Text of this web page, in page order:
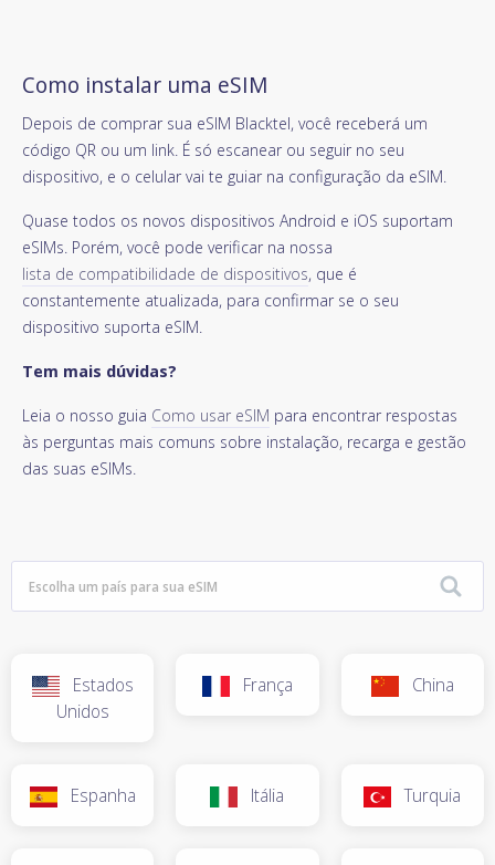
Como instalar uma eSIM
Depois de comprar sua eSIM Blacktel, você receberá um
código QR ou um link. É só escanear ou seguir no seu
dispositivo, e o celular vai te guiar na configuração da eSIM.
Quase todos os novos dispositivos Android e iOS suportam
eSIMs. Porém, você pode verificar na nossa
lista de compatibilidade de dispositivos, que é
constantemente atualizada, para confirmar se o seu
dispositivo suporta eSIM.
Tem mais dúvidas?
Leia o nosso guia Como usar eSIM para encontrar respostas
às perguntas mais comuns sobre instalação, recarga e gestão
das suas eSIMs.
Estados
Unidos
França China
Espanha Itália Turquia